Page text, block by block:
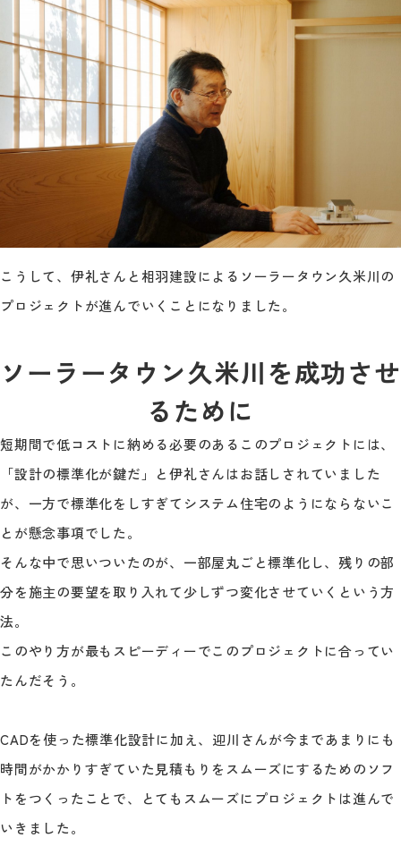
こうして、伊礼さんと相羽建設によるソーラータウン久米川の
プロジェクトが進んでいくことになりました。
ソーラータウン久米川を成功させ
るために
短期間で低コストに納める必要のあるこのプロジェクトには、
「設計の標準化が鍵だ」と伊礼さんはお話しされていました
が、一方で標準化をしすぎてシステム住宅のようにならないこ
とが懸念事項でした。
そんな中で思いついたのが、一部屋丸ごと標準化し、残りの部
分を施主の要望を取り入れて少しずつ変化させていくという方
法。
このやり方が最もスピーディーでこのプロジェクトに合ってい
たんだそう。
CADを使った標準化設計に加え、迎川さんが今まであまりにも
時間がかかりすぎていた見積もりをスムーズにするためのソフ
トをつくったことで、とてもスムーズにプロジェクトは進んで
いきました。